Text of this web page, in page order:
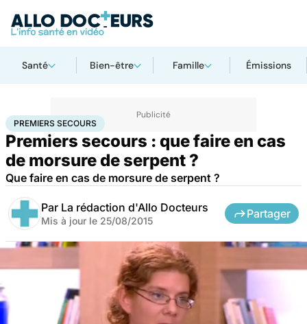
Santé Bien-être Famille Émissions
AccueilBien-êtreAnimaux Premiers secours
PREMIERS SECOURS
Premiers secours : que faire en cas
de morsure de serpent ?
Que faire en cas de morsure de serpent ?
Par La rédaction d'Allo Docteurs
Mis à jour le 25/08/2015
Partager